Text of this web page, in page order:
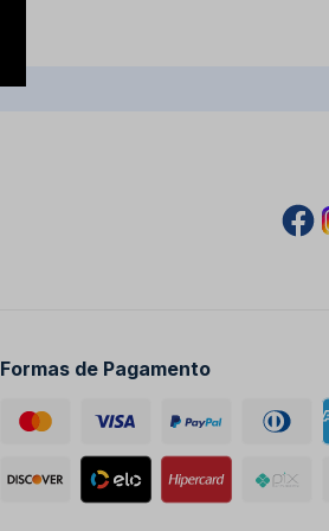
Formas de Pagamento